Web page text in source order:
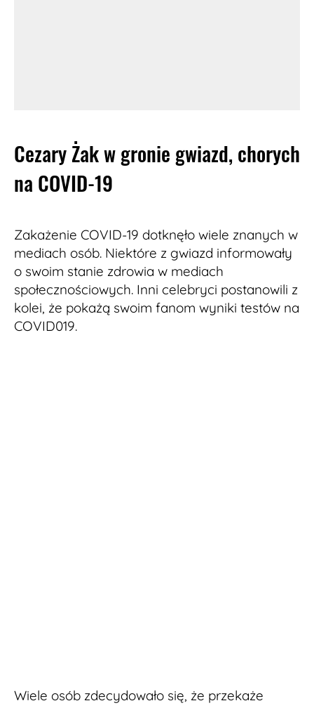
Cezary Żak w gronie gwiazd, chorych
na COVID-19
Zakażenie COVID-19 dotknęło wiele znanych w
mediach osób. Niektóre z gwiazd informowały
o swoim stanie zdrowia w mediach
społecznościowych. Inni celebryci postanowili z
kolei, że pokażą swoim fanom wyniki testów na
COVID019.
Wiele osób zdecydowało się, że przekaże